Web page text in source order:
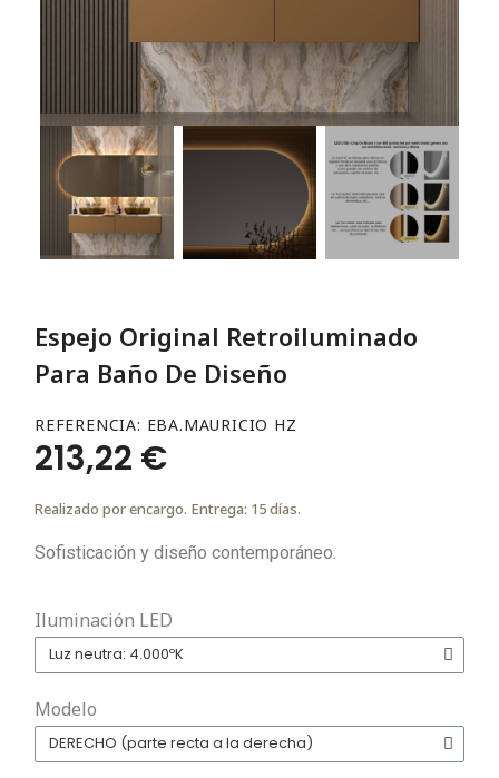
Espejo Original Retroiluminado
Para Baño De Diseño
REFERENCIA EBA.MAURICIO HZ
213,22 €
Realizado por encargo. Entrega: 15 días.
Sofisticación y diseño contemporáneo.
Iluminación LED
Modelo